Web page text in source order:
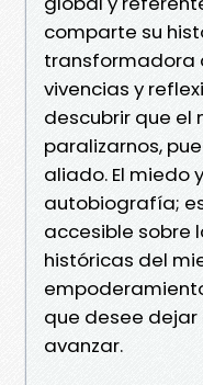
comparte su
transformadora
vivencias y
descubrir que el
paralizarnos,
aliado. El miedo
autobiografía;
accesible sobre
históricas del
que desee dejar
avanzar.